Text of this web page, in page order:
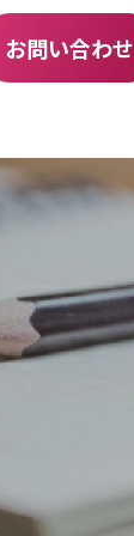
お問い合わせ